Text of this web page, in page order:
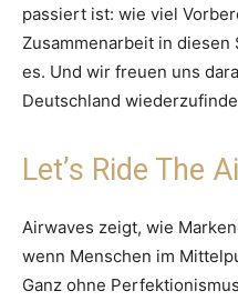
passiert ist: wie viel
Zusammenarbeit in
es. Und wir freuen uns
Deutschland
Let’s Ride The
Airwaves zeigt, wie
wenn Menschen im
Ganz ohne